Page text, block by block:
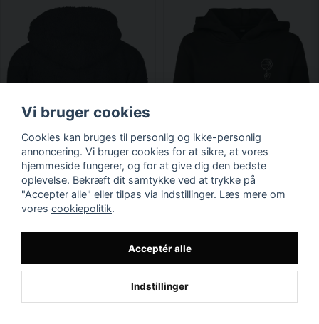
Vi bruger cookies
Cookies kan bruges til personlig og ikke-personlig
annoncering. Vi bruger cookies for at sikre, at vores
hjemmeside fungerer, og for at give dig den bedste
oplevelse. Bekræft dit samtykke ved at trykke på
"Accepter alle" eller tilpas via indstillinger. Læs mere om
vores cookiepolitik.
Acceptér alle
Indstillinger